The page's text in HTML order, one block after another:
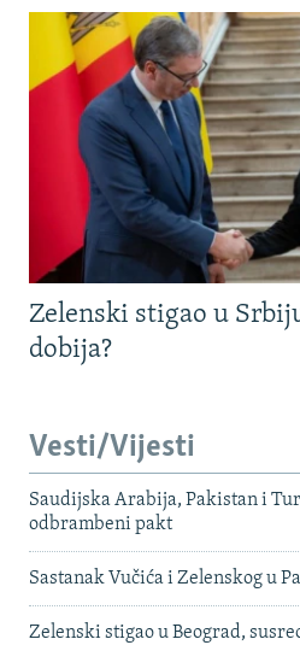
Zelenski stigao u
dobija?
Vesti/Vijesti
Saudijska Arabija, Pakistan i
odbrambeni pakt
Sastanak Vučića i Zelenskog u
Zelenski stigao u Beograd,